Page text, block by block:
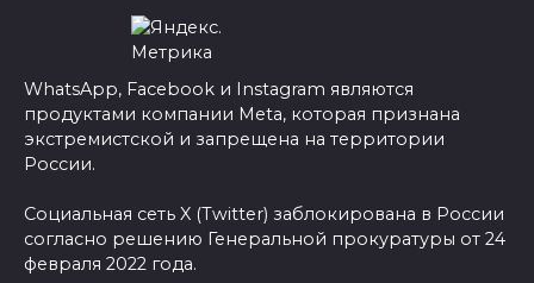
WhatsApp, Facebook и Instagram являются
продуктами компании Meta, которая признана
экстремистской и запрещена на территории
России.
Социальная сеть X (Twitter) заблокирована в России
согласно решению Генеральной прокуратуры от 24
февраля 2022 года.